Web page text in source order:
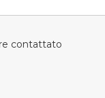
contattato